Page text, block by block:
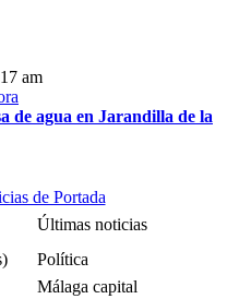
am
de agua en Jarandilla de la
de Portada
Últimas noticias
Política
Málaga capital